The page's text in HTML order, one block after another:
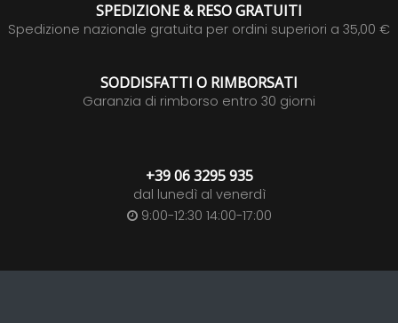
SPEDIZIONE & RESO GRATUITI
Spedizione nazionale gratuita per ordini superiori a 35,00 €
SODDISFATTI O RIMBORSATI
Garanzia di rimborso entro 30 giorni
+39 06 3295 935
dal lunedì al venerdì
9:00-12:30 14:00-17:00